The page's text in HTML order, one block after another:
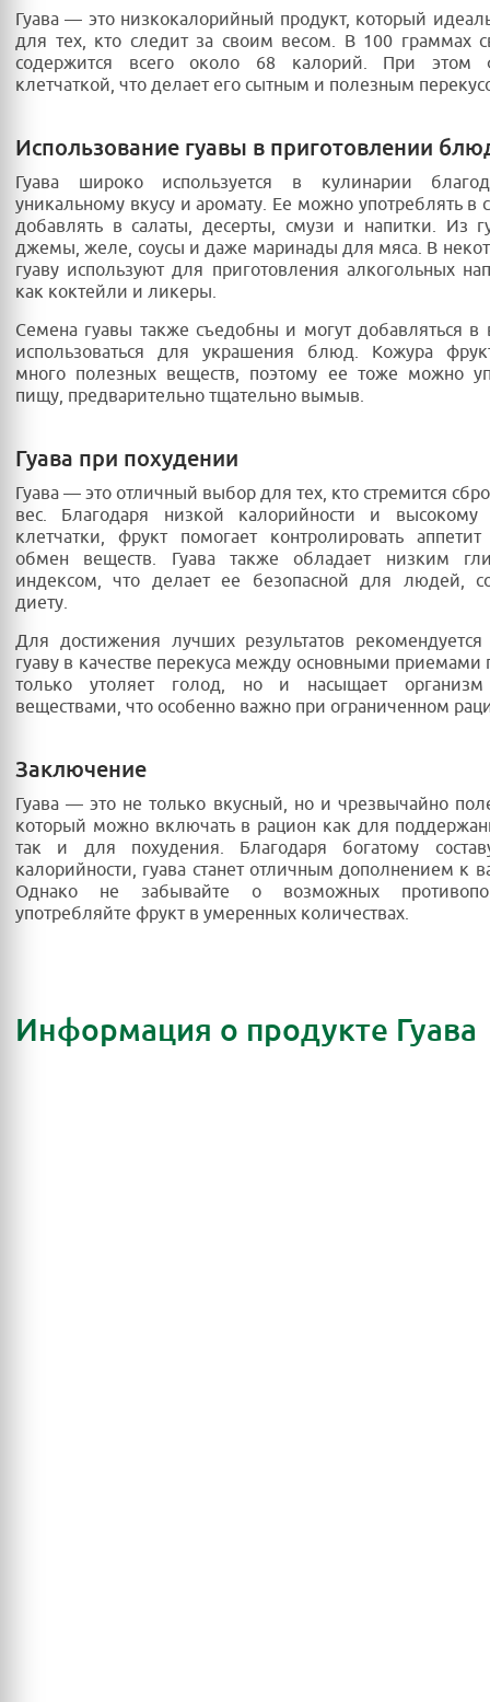
Гуава — это низкокалорийный продукт, который
для тех, кто следит за своим весом. В 100 граммах
содержится всего около 68 калорий. При этом
клетчаткой, что делает его сытным и полезным
Использование гуавы в приготовлении
Гуава широко используется в кулинарии
уникальному вкусу и аромату. Ее можно употреблять в
добавлять в салаты, десерты, смузи и напитки. Из
джемы, желе, соусы и даже маринады для мяса. В
гуаву используют для приготовления алкогольных
как коктейли и ликеры.
Семена гуавы также съедобны и могут добавляться
использоваться для украшения блюд. Кожура
много полезных веществ, поэтому ее тоже можно
пищу, предварительно тщательно вымыв.
Гуава при похудении
Гуава — это отличный выбор для тех, кто стремится
вес. Благодаря низкой калорийности и высокому
клетчатки, фрукт помогает контролировать
обмен веществ. Гуава также обладает низким
индексом, что делает ее безопасной для людей,
диету.
Для достижения лучших результатов рекомендуется
гуаву в качестве перекуса между основными
только утоляет голод, но и насыщает
веществами, что особенно важно при ограниченном
Заключение
Гуава — это не только вкусный, но и чрезвычайно
который можно включать в рацион как для
так и для похудения. Благодаря богатому
калорийности, гуава станет отличным дополнением к
Однако не забывайте о возможных
употребляйте фрукт в умеренных количествах.
Информация о продукте Гуава